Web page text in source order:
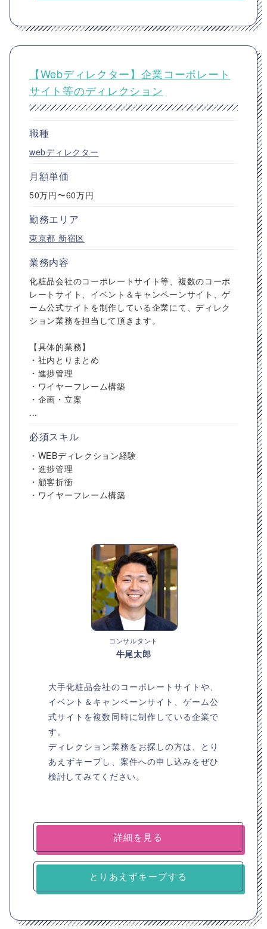
【Webディレクター】企業コーポレート
サイト等のディレクション
職種
webディレクター
月額単価
50万円〜60万円
勤務エリア
東京都 新宿区
業務内容
化粧品会社のコーポレートサイト等、複数のコーポ
レートサイト、イベント＆キャンペーンサイト、ゲ
ーム公式サイトを制作している企業にて、ディレク
ション業務を担当して頂きます。
【具体的業務】
・社内とりまとめ
・進捗管理
・ワイヤーフレーム構築
・企画・立案
...
必須スキル
・WEBディレクション経験
・進捗管理
・顧客折衝
・ワイヤーフレーム構築
コンサルタント
牛尾太郎
大手化粧品会社のコーポレートサイトや、
イベント＆キャンペーンサイト、ゲーム公
式サイトを複数同時に制作している企業で
す。
ディレクション業務をお探しの方は、とり
あえずキープし、案件への申し込みをぜひ
検討してみてください。
詳細を見る
とりあえずキープする